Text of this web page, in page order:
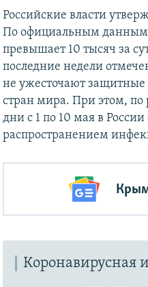
Российские власти
По официальным данным,
превышает 10 тысяч за
последние недели
не ужесточают
стран мира. При этом,
дни с 1 по 10 мая в
распространением
Коронавирусная